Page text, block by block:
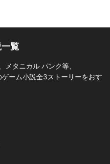
覧
メタニカル パンク等、
ーム小説全3ストーリーをおす